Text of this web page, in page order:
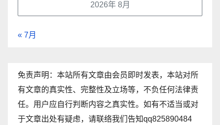
2026年 8月
« 7月
免责声明：本站所有文章由会员即时发表，本站对所
有文章的真实性、完整性及立场等，不负任何法律责
任。用户应自行判断内容之真实性。如有不适当或对
于文章出处有疑虑，请联络我们告知qq825890484